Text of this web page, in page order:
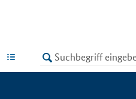
LISTE